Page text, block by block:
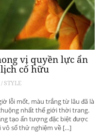
vị quyền lực ẩn
cố hữu
STYLE
lỗi mốt, màu trắng từ lâu đã là
nhất thế giới thời trang.
tạo ấn tượng đặc biệt được
vô số thử nghiệm về […]